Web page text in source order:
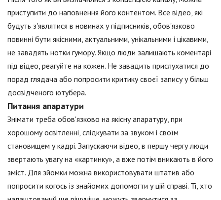
приступити до наповнення його контентом. Все відео, які
будуть з'являтися в новинах у підписників, обов'язково
повинні бути якісними, актуальними, унікальними і цікавими,
не завадять нотки гумору. Якщо люди залишають коментарі
під відео, реагуйте на кожен. Не завадить прислухатися до
порад глядача або попросити критику своєї запису у більш
досвідченого ютубера.
Питання апаратури
Знімати треба обов'язково на якісну апаратуру, при
хорошому освітленні, слідкувати за звуком і своїм
становищем у кадрі. Запускаючи відео, в першу чергу люди
звертають увагу на «картинку», а вже потім вникають в його
зміст. Для зйомки можна використовувати штатив або
попросити когось із знайомих допомогти у цій справі. Ті, хто